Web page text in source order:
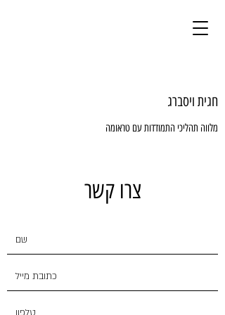
חגית ויסברג
מלווה תהליכי התמודדות עם טראומה
צרו קשר